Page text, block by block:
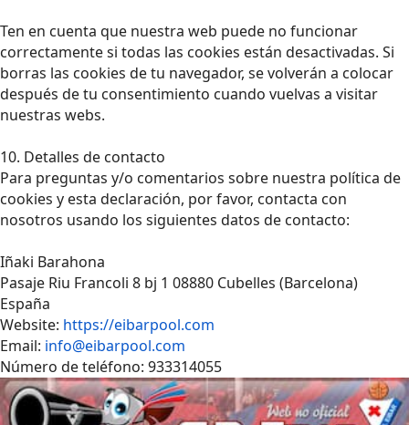
Ten en cuenta que nuestra web puede no funcionar
correctamente si todas las cookies están desactivadas. Si
borras las cookies de tu navegador, se volverán a colocar
después de tu consentimiento cuando vuelvas a visitar
nuestras webs.
10. Detalles de contacto
Para preguntas y/o comentarios sobre nuestra política de
cookies y esta declaración, por favor, contacta con
nosotros usando los siguientes datos de contacto:
Iñaki Barahona
Pasaje Riu Francoli 8 bj 1 08880 Cubelles (Barcelona)
España
Website: https://eibarpool.com
Email: info@eibarpool.com
Número de teléfono: 933314055